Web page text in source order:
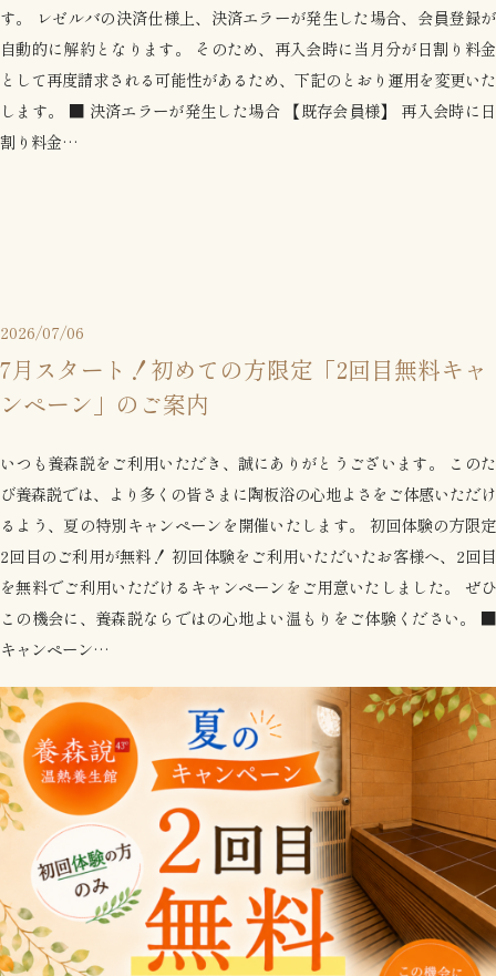
す。 レゼルバの決済仕様上、決済エラーが発生した場合、会員登録が
自動的に解約となります。 そのため、再入会時に当月分が日割り料金
として再度請求される可能性があるため、下記のとおり運用を変更いた
します。 ■ 決済エラーが発生した場合 【既存会員様】 再入会時に日
割り料金…
2026/07/06
7月スタート！初めての方限定「2回目無料キャ
ンペーン」のご案内
いつも養森説をご利用いただき、誠にありがとうございます。 このた
び養森説では、より多くの皆さまに陶板浴の心地よさをご体感いただけ
るよう、夏の特別キャンペーンを開催いたします。 初回体験の方限定
2回目のご利用が無料！ 初回体験をご利用いただいたお客様へ、2回目
を無料でご利用いただけるキャンペーンをご用意いたしました。 ぜひ
この機会に、養森説ならではの心地よい温もりをご体験ください。 ■
キャンペーン…